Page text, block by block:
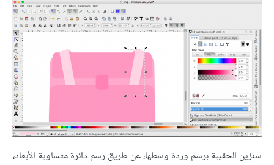
سنزين الحقيبة برسم وردة وسطها، عن طريق رسم دائرة متساوية الأبعاد،